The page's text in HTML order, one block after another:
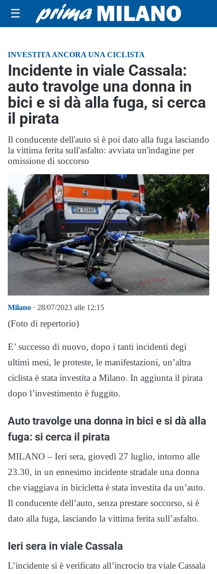
☰
INVESTITA ANCORA UNA CICLISTA
Incidente in viale Cassala:
auto travolge una donna in
bici e si dà alla fuga, si cerca
il pirata
Il conducente dell'auto si è poi dato alla fuga lasciando
la vittima ferita sull'asfalto: avviata un'indagine per
omissione di soccorso
Milano · 28/07/2023 alle 12:15
(Foto di repertorio)
E’ successo di nuovo, dopo i tanti incidenti degi
ultimi mesi, le proteste, le manifestazioni, un’altra
ciclista è stata investita a Milano. In aggiunta il pirata
dopo l’investimento è fuggito.
Auto travolge una donna in bici e si dà alla
fuga: si cerca il pirata
MILANO – Ieri sera, giovedì 27 luglio, intorno alle
23.30, in un ennesimo incidente stradale una donna
che viaggiava in bicicletta è stata investita da un’auto.
Il conducente dell’auto, senza prestare soccorso, si è
dato alla fuga, lasciando la vittima ferita sull’asfalto.
Ieri sera in viale Cassala
L’incidente si è verificato all’incrocio tra viale Cassala